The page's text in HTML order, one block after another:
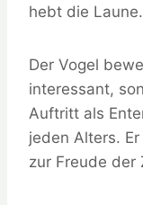
hebt die Laune.
Der Vogel
interessant,
Auftritt als
jeden Alters.
zur Freude der